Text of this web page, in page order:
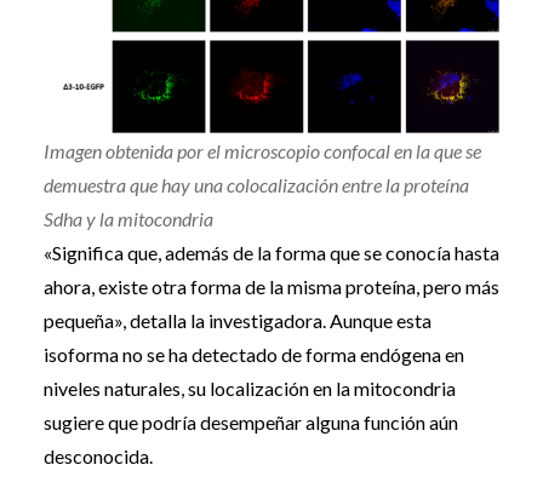
Imagen obtenida por el microscopio confocal en la que se
demuestra que hay una colocalización entre la proteína
Sdha y la mitocondria
«Significa que, además de la forma que se conocía hasta
ahora, existe otra forma de la misma proteína, pero más
pequeña», detalla la investigadora. Aunque esta
isoforma no se ha detectado de forma endógena en
niveles naturales, su localización en la mitocondria
sugiere que podría desempeñar alguna función aún
desconocida.